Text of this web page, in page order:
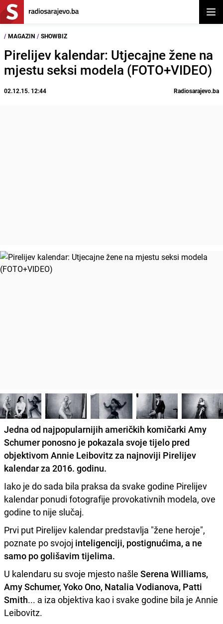
/ MAGAZIN / SHOWBIZ
Pirelijev kalendar: Utjecajne žene na
mjestu seksi modela (FOTO+VIDEO)
02.12.15. 12:44 Radiosarajevo.ba
Jedna od najpopularnijih američkih komičarki Amy
Schumer ponosno je pokazala svoje tijelo pred
objektivom Annie Leibovitz za najnoviji Pirelijev
kalendar za 2016. godinu.
Iako je do sada bila praksa da svake godine Pirelijev
kalendar ponudi fotografije provokativnih modela, ove
godine to nije slučaj.
Prvi put Pirelijev kalendar predstavlja "žene heroje",
poznate po svojoj inteligenciji, postignućima, a ne
samo po golišavim tijelima.
U kalendaru su svoje mjesto našle Serena Williams,
Amy Schumer, Yoko Ono, Natalia Vodianova, Patti
Smith... a iza objektiva kao i svake godine bila je Annie
Leibovitz.